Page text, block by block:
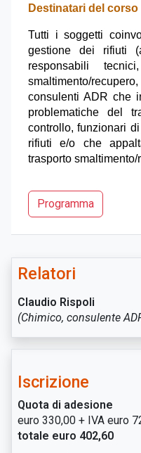
Destinatari del corso
Tutti i soggetti
gestione dei rifiuti
responsabili
smaltimento/
consulenti ADR che
problematiche del
controllo, funzionari
rifiuti e/o che
trasporto smaltimento/
Programma
Relatori
Claudio Rispoli
(Chimico, consulente
Iscrizione
Quota di adesione
euro 330,00 + IVA euro
totale euro 402,60